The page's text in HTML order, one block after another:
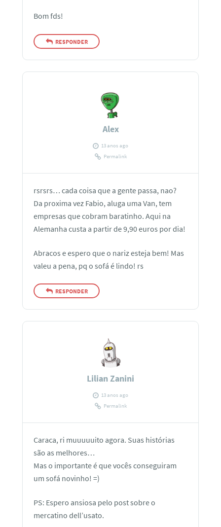
Bom fds!
RESPONDER
Alex
13 anos ago
Permalink
rsrsrs… cada coisa que a gente passa, nao?
Da proxima vez Fabio, aluga uma Van, tem
empresas que cobram baratinho. Aqui na
Alemanha custa a partir de 9,90 euros por dia!
Abracos e espero que o nariz esteja bem! Mas
valeu a pena, pq o sofá é lindo! rs
RESPONDER
Lilian Zanini
13 anos ago
Permalink
Caraca, ri muuuuuito agora. Suas histórias
são as melhores…
Mas o importante é que vocês conseguiram
um sofá novinho! =)
PS: Espero ansiosa pelo post sobre o
mercatino dell’usato.